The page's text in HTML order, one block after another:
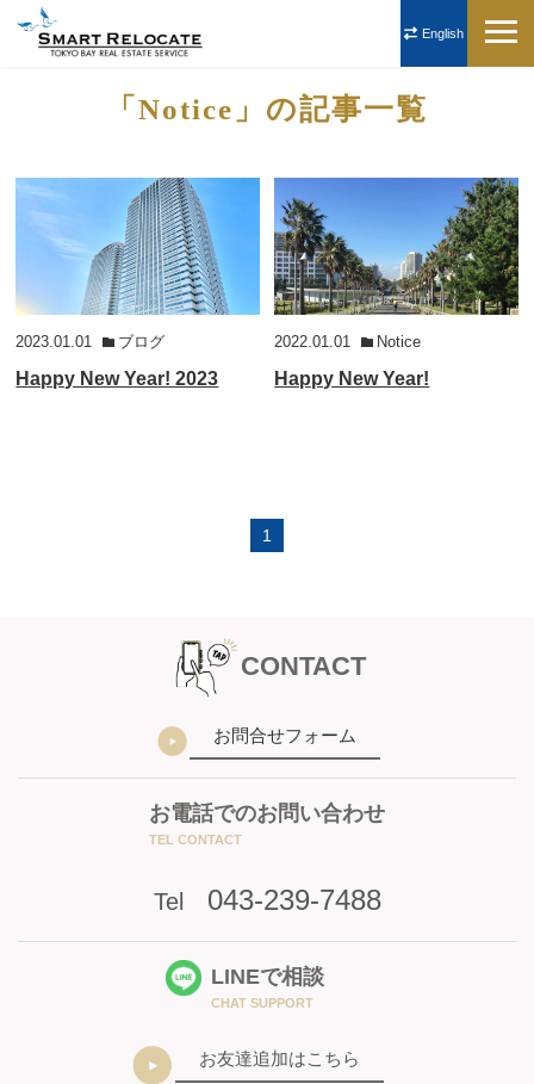
English
「Notice」の記事一覧
2023.01.01 ブログ
Happy New Year! 2023
2022.01.01 Notice
Happy New Year!
1
CONTACT
お問合せフォーム
お電話でのお問い合わせ
TEL CONTACT
Tel 043-239-7488
LINEで相談
CHAT SUPPORT
お友達追加はこちら